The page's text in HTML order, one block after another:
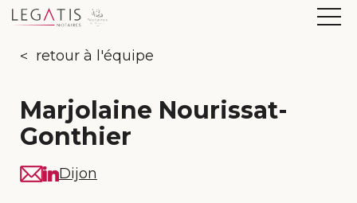
retour à l'équipe
Marjolaine Nourissat-
Gonthier
Dijon